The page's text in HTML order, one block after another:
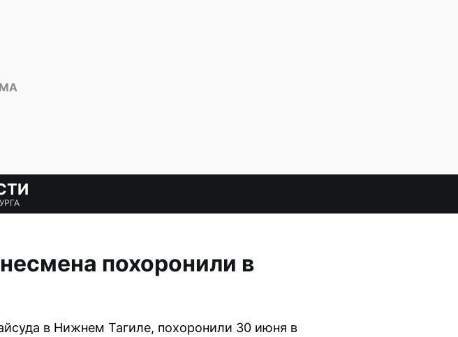
похоронили в
в Нижнем Тагиле, похоронили 30 июня в